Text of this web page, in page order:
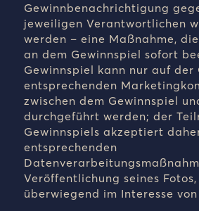
Gewinnbenachrichtigung
jeweiligen Verantwortlichen
werden – eine Maßnahme,
an dem Gewinnspiel sofort
Gewinnspiel kann nur auf
entsprechenden
zwischen dem Gewinnspiel
durchgeführt werden; der
Gewinnspiels akzeptiert
entsprechenden
Veröffentlichung seines
überwiegend im Interesse